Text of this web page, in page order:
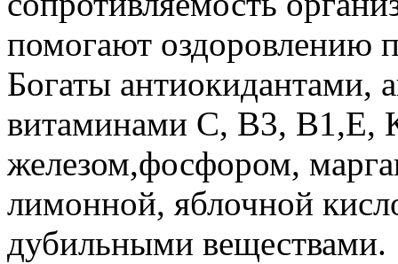
помогают оздоровлению
Богаты антиокидантами,
витаминами С, В3, В1,Е,
железом,фосфором,
лимонной, яблочной
дубильными веществами.